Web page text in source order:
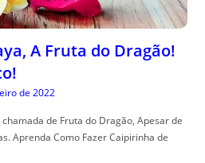
A Fruta do Dragão!
de 2022
de Fruta do Dragão, Apesar de
Aprenda Como Fazer Caipirinha de